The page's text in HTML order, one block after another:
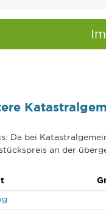
Da bei
an der